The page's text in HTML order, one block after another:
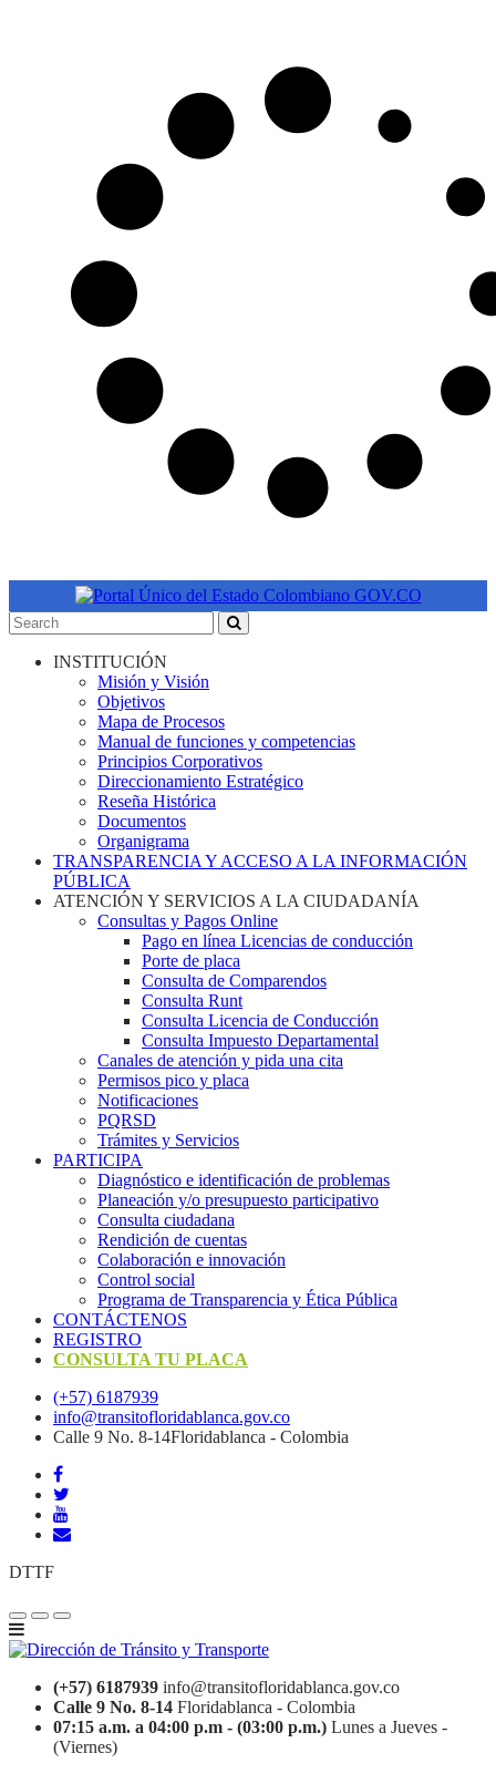
INSTITUCIÓN
Misión y Visión
Objetivos
Mapa de Procesos
Manual de funciones y competencias
Principios Corporativos
Direccionamiento Estratégico
Reseña Histórica
Documentos
Organigrama
TRANSPARENCIA Y ACCESO A LA INFORMACIÓN
PÚBLICA
ATENCIÓN Y SERVICIOS A LA CIUDADANÍA
Consultas y Pagos Online
Pago en línea Licencias de conducción
Porte de placa
Consulta de Comparendos
Consulta Runt
Consulta Licencia de Conducción
Consulta Impuesto Departamental
Canales de atención y pida una cita
Permisos pico y placa
Notificaciones
PQRSD
Trámites y Servicios
PARTICIPA
Diagnóstico e identificación de problemas
Planeación y/o presupuesto participativo​
Consulta ciudadana
Rendición de cuentas
Colaboración e innovación
Control social
Programa de Transparencia y Ética Pública
CONTÁCTENOS
REGISTRO
CONSULTA TU PLACA
(+57) 6187939
info@transitofloridablanca.gov.co
Calle 9 No. 8-14Floridablanca - Colombia
DTTF
(+57) 6187939 info@transitofloridablanca.gov.co
Calle 9 No. 8-14 Floridablanca - Colombia
07:15 a.m. a 04:00 p.m - (03:00 p.m.) Lunes a Jueves -
(Viernes)